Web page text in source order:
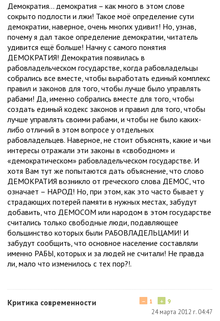
Демократия… демократия – как много в этом слове
сокрыто подлости и лжи! Такое моё определение сути
демократии, наверное, очень многих удивит! Но, узнав,
почему я дал такое определение демократии, читатель
удивится ещё больше! Начну с самого понятия
ДЕМОКРАТИЯ! Демократия появилась в
рабовладельческом государстве, когда рабовладельцы
собрались все вместе, чтобы выработать единый комплекс
правил и законов для того, чтобы лучше было управлять
рабами! Да, именно собрались вместе для того, чтобы
создать единый кодекс законов и правил для того, чтобы
лучше управлять своими рабами, и чтобы не было каких-
либо отличий в этом вопросе у отдельных
рабовладельцев. Наверное, не стоит объяснять, какие и чьи
интересы отражали эти законы в «свободном» и
«демократическом» рабовладельческом государстве. И
хотя Вам тут же попытаются дать объяснение, что слово
ДЕМОКРАТИЯ возникло от греческого слова ДЕМОС, что
означает – НАРОД! Но, при этом, как это часто бывает у
страдающих потерей памяти в нужных местах, забудут
добавить, что ДЕМОСОМ или народом в этом государстве
считались только свободные люди, подавляющее
большинство которых были РАБОВЛАДЕЛЬЦАМИ! И
забудут сообщить, что основное население составляли
именно РАБЫ, которых и за людей не считали! Не правда
ли, мало что изменилось с тех пор?!.
Критика современности + 9
− 1
24 марта 2012 г. 04:47